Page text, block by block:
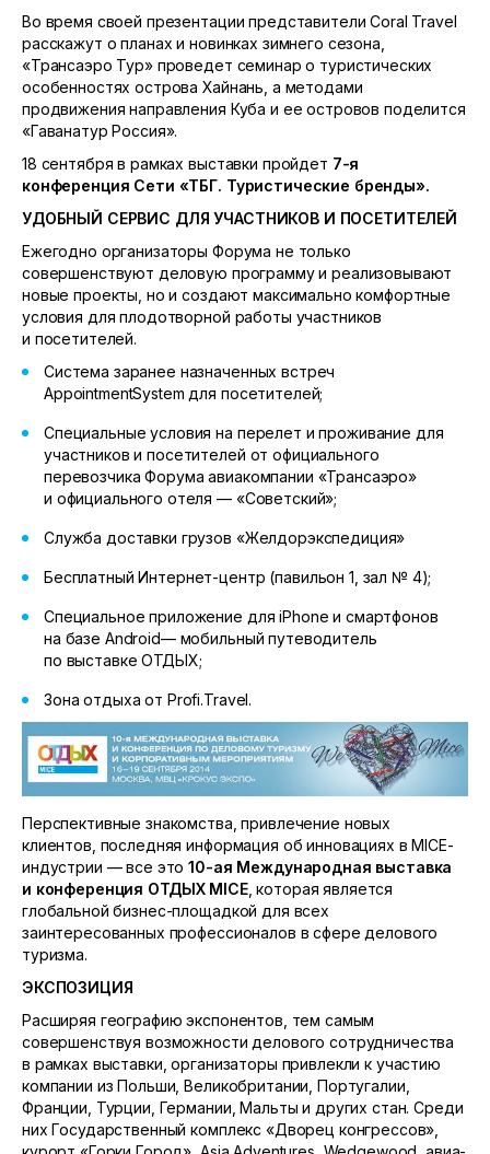
Во время своей презентации представители Coral Travel
расскажут о планах и новинках зимнего сезона,
«Трансаэро Тур» проведет семинар о туристических
особенностях острова Хайнань, а методами
продвижения направления Куба и ее островов поделится
«Гаванатур Россия».
18 сентября в рамках выставки пройдет 7-я
конференция Сети «ТБГ. Туристические бренды».
УДОБНЫЙ СЕРВИС ДЛЯ УЧАСТНИКОВ И ПОСЕТИТЕЛЕЙ
Ежегодно организаторы Форума не только
совершенствуют деловую программу и реализовывают
новые проекты, но и создают максимально комфортные
условия для плодотворной работы участников
и посетителей.
Система заранее назначенных встреч
AppointmentSystem для посетителей;
Специальные условия на перелет и проживание для
участников и посетителей от официального
перевозчика Форума авиакомпании «Трансаэро»
и официального отеля — «Советский»;
Служба доставки грузов «Желдорэкспедиция»
Бесплатный Интернет-центр (павильон 1, зал № 4);
Специальное приложение для iPhone и смартфонов
на базе Android— мобильный путеводитель
по выставке ОТДЫХ;
Зона отдыха от Profi.Travel.
Перспективные знакомства, привлечение новых
клиентов, последняя информация об инновациях в MICE-
индустрии — все это10-ая Международная выставка
и конференция ОТДЫХ MICE, которая является
глобальной бизнес-площадкой для всех
заинтересованных профессионалов в сфере делового
туризма.
ЭКСПОЗИЦИЯ
Расширяя географию экспонентов, тем самым
совершенствуя возможности делового сотрудничества
в рамках выставки, организаторы привлекли к участию
компании из Польши, Великобритании, Португалии,
Франции, Турции, Германии, Мальты и других стан. Среди
них Государственный комплекс «Дворец конгрессов»,